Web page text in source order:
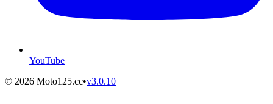
YouTube
© 2026 Moto125.cc•v3.0.10